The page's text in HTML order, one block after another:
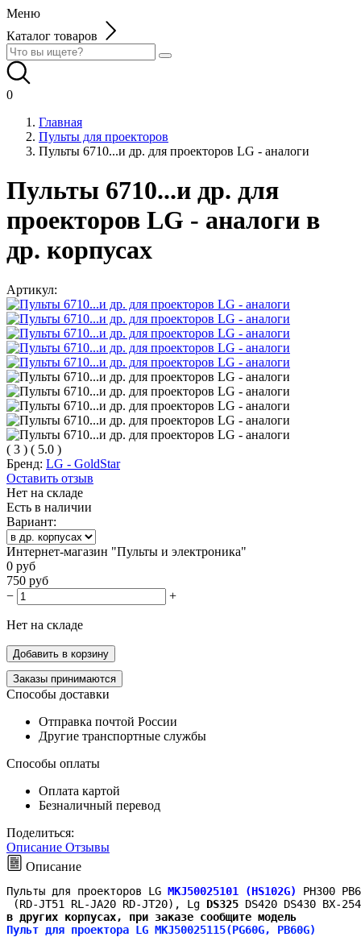
Меню
Каталог товаров
0
Главная
Пульты для проекторов
Пульты 6710...и др. для проекторов LG - аналоги
Пульты 6710...и др. для
проекторов LG - аналоги в
др. корпусах
Артикул:
( 3 ) ( 5.0 )
Бренд: LG - GoldStar
Оставить отзыв
Нет на складе
Есть в наличии
Вариант:
Интернет-магазин "Пульты и электроника"
0 руб
750 руб
−
+
Нет на складе
Добавить в корзину
Заказы принимаются
Способы доставки
Отправка почтой России
Другие транспортные службы
Способы оплаты
Оплата картой
Безналичный перевод
Поделиться:
Описание Отзывы
Описание
Пульты для проекторов LG MKJ50025101 (HS102G)
PH300
(RD-JT51 RL-JA20 RD-JT20), Lg DS325 DS420 DS430 BX-
в других корпусах, при заказе сообщите модель
Пульт для проектора LG MKJ50025115(PG60G, PB60G)